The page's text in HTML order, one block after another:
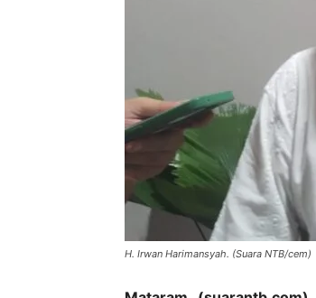
H. Irwan Harimansyah. (Suara NTB/cem)